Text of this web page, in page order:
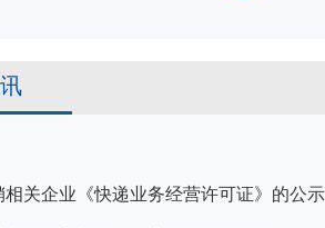
相关企业《快递业务经营许可证》的公示